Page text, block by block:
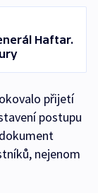
Haftar.
přijetí
postupu
nejenom